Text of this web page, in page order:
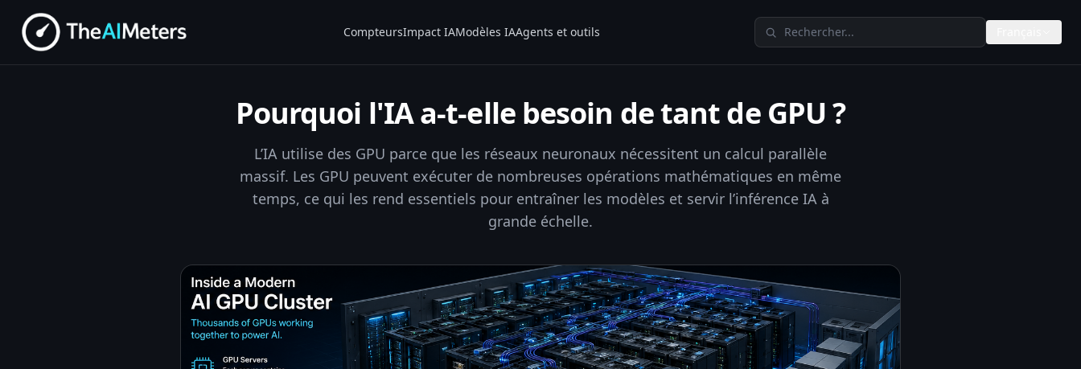
CompteursImpact IAModèles IAAgents et outils Rechercher sur TheAIMeters
Pourquoi l'IA a-t-elle besoin de tant de GPU ?
L’IA utilise des GPU parce que les réseaux neuronaux nécessitent un calcul parallèle
massif. Les GPU peuvent exécuter de nombreuses opérations mathématiques en même
temps, ce qui les rend essentiels pour entraîner les modèles et servir l’inférence IA à
grande échelle.